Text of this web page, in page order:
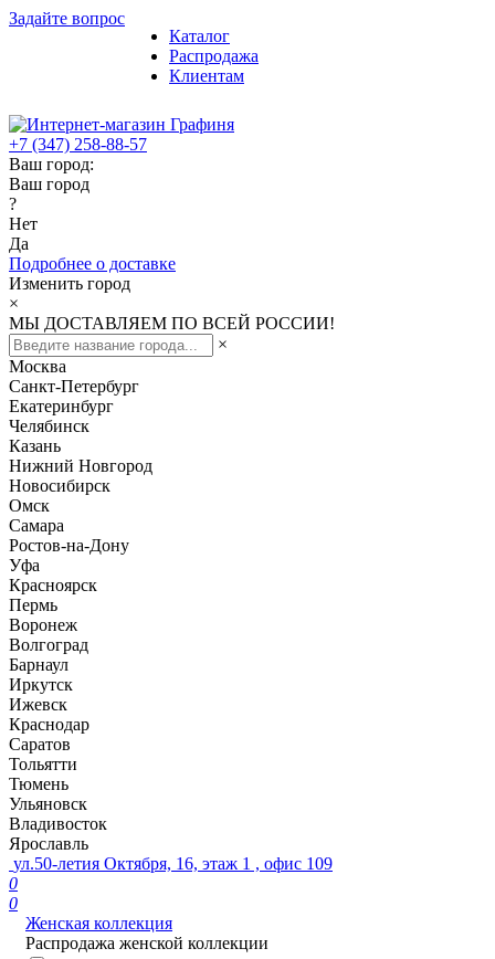
Задайте вопрос
Каталог
Распродажа
Клиентам
+7 (347) 258-88-57
Ваш город:
Ваш город
?
Нет
Да
Подробнее о доставке
Изменить город
×
МЫ ДОСТАВЛЯЕМ ПО ВСЕЙ РОССИИ!
×
Москва
Санкт-Петербург
Екатеринбург
Челябинск
Казань
Нижний Новгород
Новосибирск
Омск
Самара
Ростов-на-Дону
Уфа
Красноярск
Пермь
Воронеж
Волгоград
Барнаул
Иркутск
Ижевск
Краснодар
Саратов
Тольятти
Тюмень
Ульяновск
Владивосток
Ярославль
ул.50-летия Октября, 16, этаж 1 , офис 109
0
0
Женская коллекция
Распродажа женской коллекции